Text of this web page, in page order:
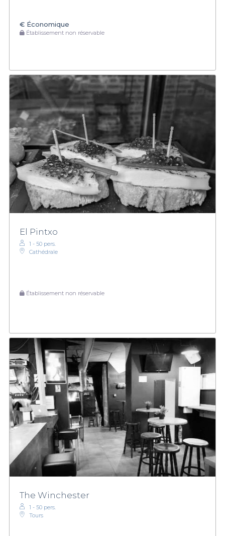
€ Économique
Établissement non réservable
El Pintxo
1 - 50 pers.
Cathédrale
Établissement non réservable
The Winchester
1 - 50 pers.
Tours